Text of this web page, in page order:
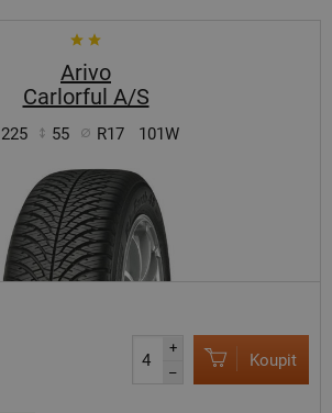
Arivo
Carlorful A/S
225 55 R17 101W
+
–
Koupit